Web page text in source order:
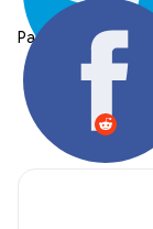
Partager: